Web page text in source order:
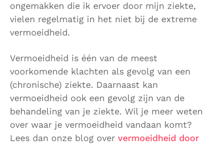
ongemakken die ik ervoer door mijn ziekte,
vielen regelmatig in het niet bij de extreme
vermoeidheid.
Vermoeidheid is één van de meest
voorkomende klachten als gevolg van een
(chronische) ziekte. Daarnaast kan
vermoeidheid ook een gevolg zijn van de
behandeling van je ziekte. Wil je meer weten
over waar je vermoeidheid vandaan komt?
Lees dan onze blog over vermoeidheid door